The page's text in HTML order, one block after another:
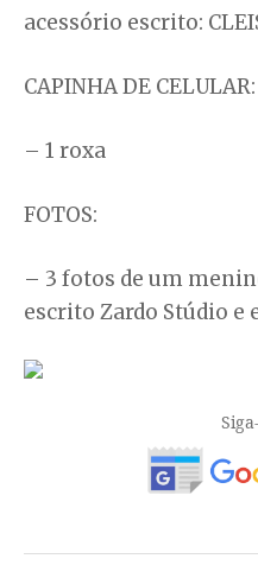
acessório escrito:
CAPINHA DE CELULAR:
– 1 roxa
FOTOS:
– 3 fotos de um
escrito Zardo Stúdio e